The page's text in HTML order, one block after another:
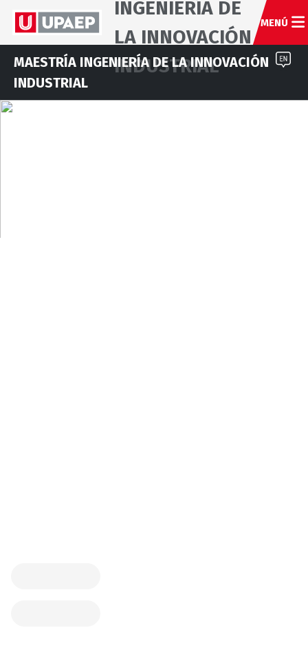
INGENIERÍA DE
LA INNOVACIÓN
INDUSTRIAL
MENÚ
MAESTRÍA INGENIERÍA DE LA INNOVACIÓN
INDUSTRIAL